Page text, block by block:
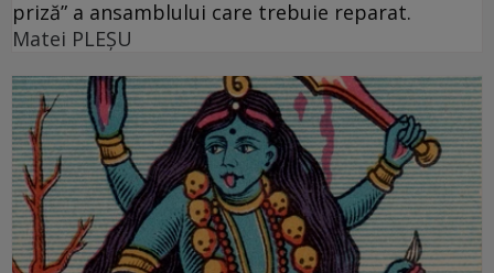
priză” a ansamblului care trebuie reparat.
Matei PLEŞU